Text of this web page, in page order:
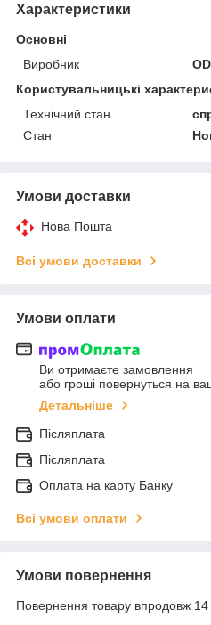
Характеристики
Основні
Виробник
Користувальницькі
Технічний стан
Стан
Умови доставки
Нова Пошта
Всі умови доставки
Умови оплати
Ви отримаєте замовлення
або гроші повернуться на
Детальніше
Післяплата
Післяплата
Оплата на карту Банку
Всі умови оплати
Умови повернення
Повернення товару впродовж 14